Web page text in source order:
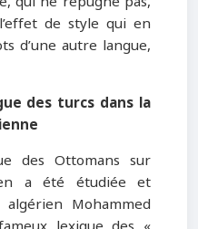
de style qui en
d’une autre langue,
des turcs dans la
des Ottomans sur
a été étudiée et
Mohammed